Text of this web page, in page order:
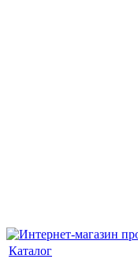
Каталог